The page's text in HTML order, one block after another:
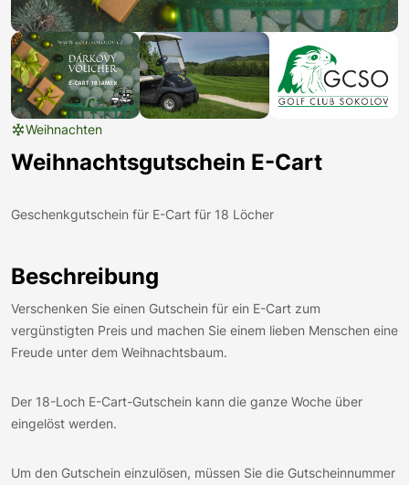
Weihnachten
Weihnachtsgutschein E-Cart
Geschenkgutschein für E-Cart für 18 Löcher
Beschreibung
Verschenken Sie einen Gutschein für ein E-Cart zum
vergünstigten Preis und machen Sie einem lieben Menschen eine
Freude unter dem Weihnachtsbaum.
Der 18-Loch E-Cart-Gutschein kann die ganze Woche über
eingelöst werden.
Um den Gutschein einzulösen, müssen Sie die Gutscheinnummer